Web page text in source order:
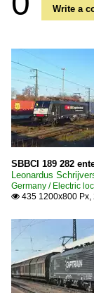
Write a
SBBCI 189 282
Leonardus
Germany / Electric
 435 1200x800 Px,